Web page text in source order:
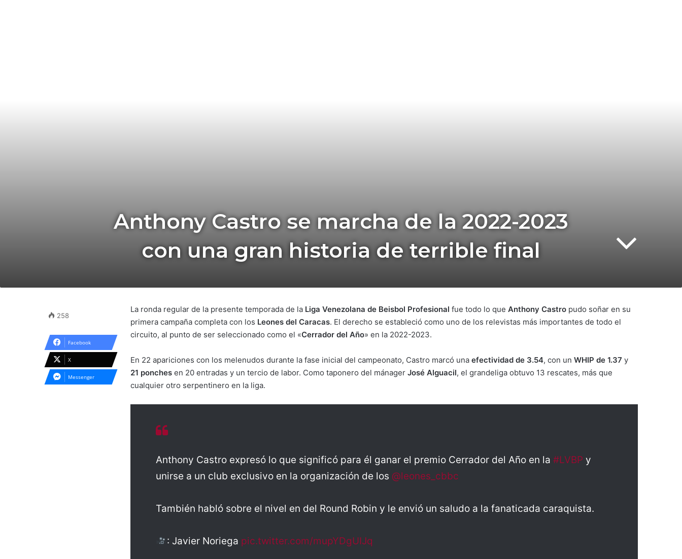
Anthony Castro se marcha de la 2022-2023
con una gran historia de terrible final
La ronda regular de la presente temporada de la Liga Venezolana de Beisbol Profesional fue todo lo que Anthony Castro pudo soñar en su
primera campaña completa con los Leones del Caracas. El derecho se estableció como uno de los relevistas más importantes de todo el
circuito, al punto de ser seleccionado como el «Cerrador del Año» en la 2022-2023.
En 22 apariciones con los melenudos durante la fase inicial del campeonato, Castro marcó una efectividad de 3.54, con un WHIP de 1.37 y
21 ponches en 20 entradas y un tercio de labor. Como taponero del mánager José Alguacil, el grandeliga obtuvo 13 rescates, más que
cualquier otro serpentinero en la liga.
Anthony Castro expresó lo que significó para él ganar el premio Cerrador del Año en la #LVBP y
unirse a un club exclusivo en la organización de los @leones_cbbc
También habló sobre el nivel en del Round Robin y le envió un saludo a la fanaticada caraquista.
: Javier Noriega pic.twitter.com/mupYDgUIJq
258
Facebook
X
Messenger